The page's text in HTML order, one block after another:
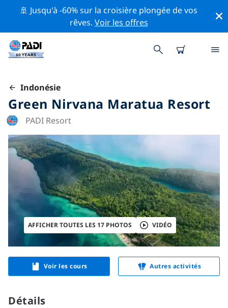
🚢 Jusqu'à -60% sur la croisière plongée de vos
rêves. Voir les offres
Indonésie
Green Nirvana Maratua Resort
PADI Resort
AFFICHER TOUTES LES 17 PHOTOS VIDÉO
Voir les cours Autres activités
Détails